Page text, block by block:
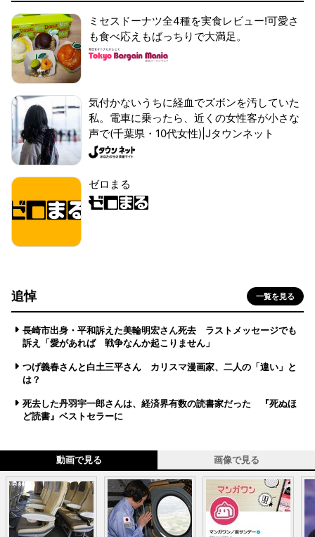
ミセスドーナツ全4種を実食レビュー!可愛さ
も食べ応えもばっちりで大満足。
気付かないうちに経血でズボンを汚していた
私。電車に乗ったら、近くの女性客が小さな
声で(千葉県・10代女性)|Jタウンネット
ゼロまる
追悼 一覧を見る
長崎市出身・平和訴えた美輪明宏さん死去 ラストメッセージでも
訴え「愛があれば 戦争なんか起こりません」
つげ義春さんと白土三平さん カリスマ漫画家、二人の「違い」と
は？
死去した丹羽宇一郎さんは、経済界有数の読書家だった 『死ぬほ
ど読書』ベストセラーに
動画で見る 画像で見る